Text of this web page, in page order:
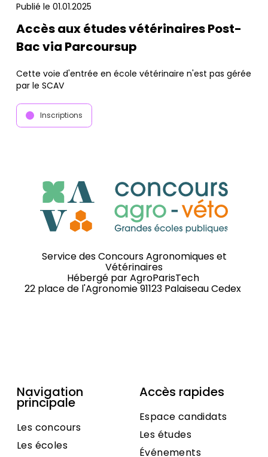
Publié le 01.01.2025
Accès aux études vétérinaires Post-
Bac via Parcoursup
Cette voie d'entrée en école vétérinaire n'est pas gérée
par le SCAV
Inscriptions
Service des Concours Agronomiques et
Vétérinaires
Hébergé parAgroParisTech
22 place de l'Agronomie 91123 Palaiseau Cedex
Navigation
principale
Les concours
Les écoles
Accès rapides
Espace candidats
Les études
Événements